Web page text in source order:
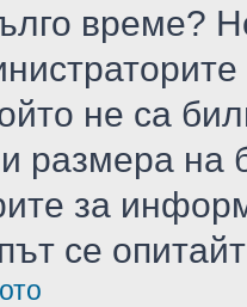
време?
не са
размера на
за
се